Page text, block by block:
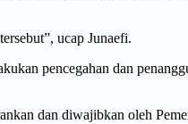
ucap Junaefi.
pencegahan dan
dan diwajibkan oleh